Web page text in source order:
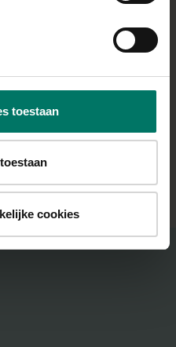
toestaan
cookies